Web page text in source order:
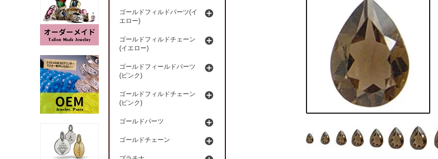
ゴールドフィルドパーツ(イ
エロー)
ゴールドフィルドチェーン
(イエロー)
ゴールドフィールドパーツ
(ピンク)
ゴールドフィルドチェーン
(ピンク)
ゴールドパーツ
ゴールドチェーン